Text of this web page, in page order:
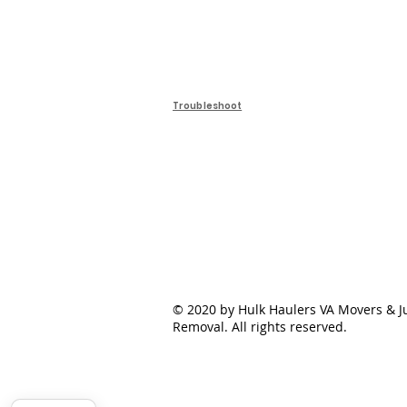
© 2020 by Hulk Haulers VA Movers &
Removal. All rights reserved.
Troubleshoot